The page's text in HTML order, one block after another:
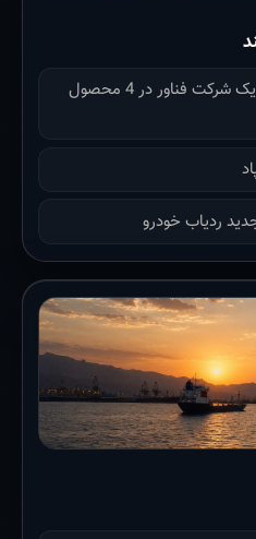
تایید شرکت به عنوان یک شرکت فناور در 4 محصول
ردیاب خودرو